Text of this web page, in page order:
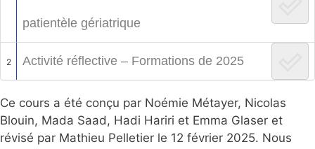
patientèle gériatrique
2 Activité réflective – Formations de 2025
Ce cours a été conçu par Noémie Métayer, Nicolas
Blouin, Mada Saad, Hadi Hariri et Emma Glaser et
révisé par Mathieu Pelletier le 12 février 2025. Nous